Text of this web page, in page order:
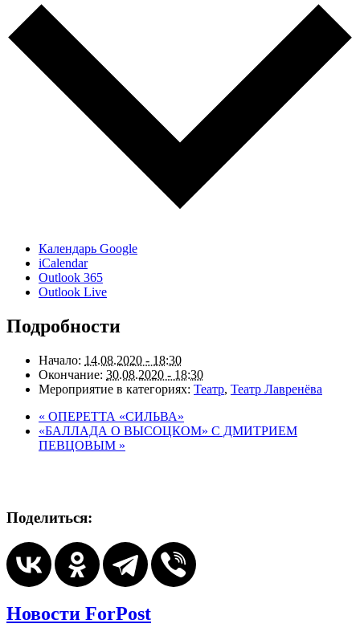
Календарь Google
iCalendar
Outlook 365
Outlook Live
Подробности
Начало: 14.08.2020 - 18:30
Окончание: 30.08.2020 - 18:30
Мероприятие в категориях: Театр, Театр Лавренёва
« ОПЕРЕТТА «СИЛЬВА»
«БАЛЛАДА О ВЫСОЦКОМ» С ДМИТРИЕМ
ПЕВЦОВЫМ »
Поделиться:
Новости ForPost